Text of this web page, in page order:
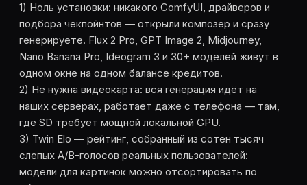
1) Ноль установки: никакого ComfyUI, драйверов и
подбора чекпойнтов — открыли композер и сразу
генерируете. Flux 2 Pro, GPT Image 2, Midjourney,
Nano Banana Pro, Ideogram 3 и 30+ моделей живут в
одном окне на одном балансе кредитов.
2) Не нужна видеокарта: вся генерация идёт на
наших серверах, работает даже с телефона — там,
где SD требует мощной локальной GPU.
3) Twin Elo — рейтинг, собранный из сотен тысяч
слепых A/B-голосов реальных пользователей:
модели для картинок можно отсортировать по